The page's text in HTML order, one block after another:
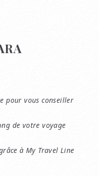
pour vous conseiller
de votre voyage
à My Travel Line